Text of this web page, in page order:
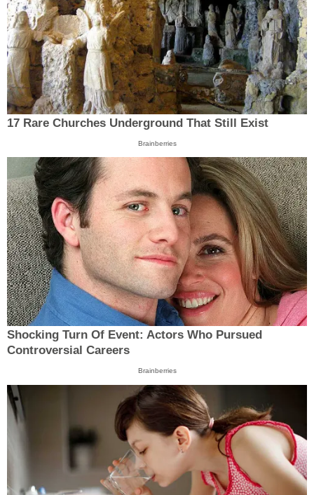
17 Rare Churches Underground That Still Exist
Brainberries
Shocking Turn Of Event: Actors Who Pursued
Controversial Careers
Brainberries